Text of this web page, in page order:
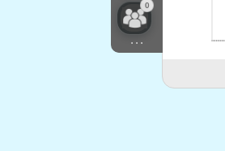
0
...